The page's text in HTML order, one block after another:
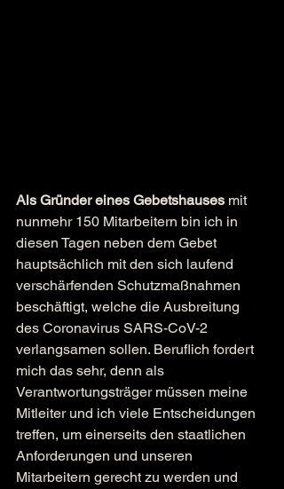
Als Gründer eines Gebetshauses mit
nunmehr 150 Mitarbeitern bin ich in
diesen Tagen neben dem Gebet
hauptsächlich mit den sich laufend
verschärfenden Schutzmaßnahmen
beschäftigt, welche die Ausbreitung
des Coronavirus SARS-CoV-2
verlangsamen sollen. Beruflich fordert
mich das sehr, denn als
Verantwortungsträger müssen meine
Mitleiter und ich viele Entscheidungen
treffen, um einerseits den staatlichen
Anforderungen und unseren
Mitarbeitern gerecht zu werden und